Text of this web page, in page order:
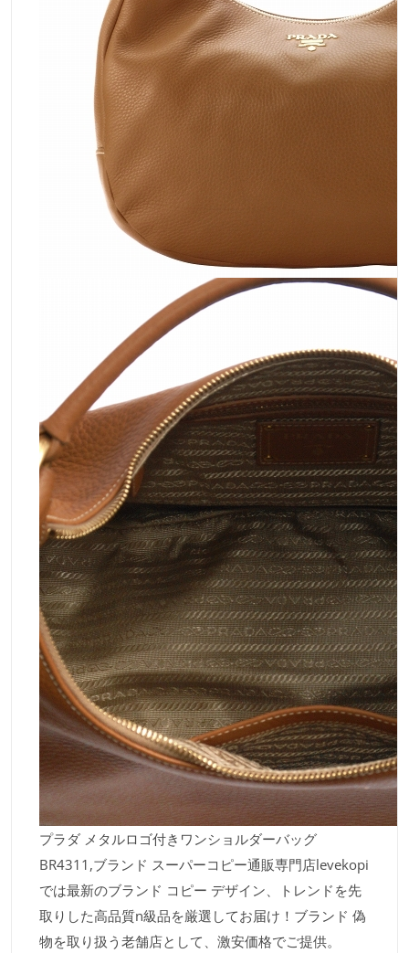
プラダ メタルロゴ付きワンショルダーバッグ
BR4311,ブランド スーパーコピー通販専門店levekopi
では最新のブランド コピー デザイン、トレンドを先
取りした高品質n級品を厳選してお届け！ブランド 偽
物を取り扱う老舗店として、激安価格でご提供。